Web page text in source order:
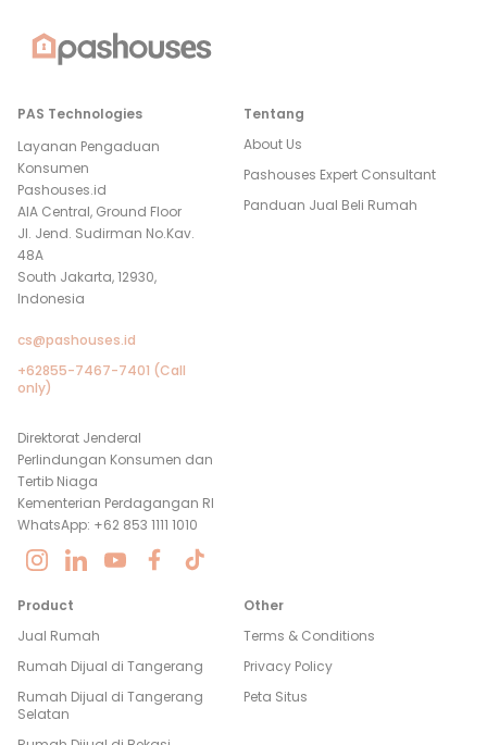
PAS Technologies
Layanan Pengaduan
Konsumen
Pashouses.id
AIA Central, Ground Floor
Jl. Jend. Sudirman No.Kav.
48A
South Jakarta, 12930,
Indonesia
cs@pashouses.id
+62855-7467-7401 (Call
only)
Direktorat Jenderal
Perlindungan Konsumen dan
Tertib Niaga
Kementerian Perdagangan RI
WhatsApp: +62 853 1111 1010
Tentang
About Us
Pashouses Expert Consultant
Panduan Jual Beli Rumah
Product
Jual Rumah
Rumah Dijual di Tangerang
Rumah Dijual di Tangerang
Selatan
Other
Terms & Conditions
Privacy Policy
Peta Situs